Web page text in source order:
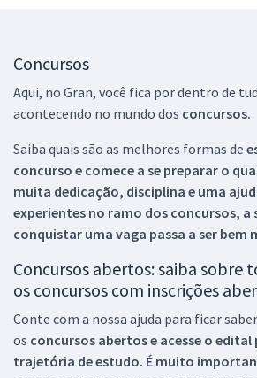
Concursos
Aqui, no Gran, você fica por dentro de
acontecendo no mundo dos concursos.
Saiba quais são as melhores formas de
concurso e comece a se preparar o
muita dedicação, disciplina e uma
experientes no ramo dos concursos, a
conquistar uma vaga passa a ser bem
Concursos abertos: saiba sobre
os concursos com inscrições
Conte com a nossa ajuda para ficar
os concursos abertos e acesse o edital
trajetória de estudo. É muito